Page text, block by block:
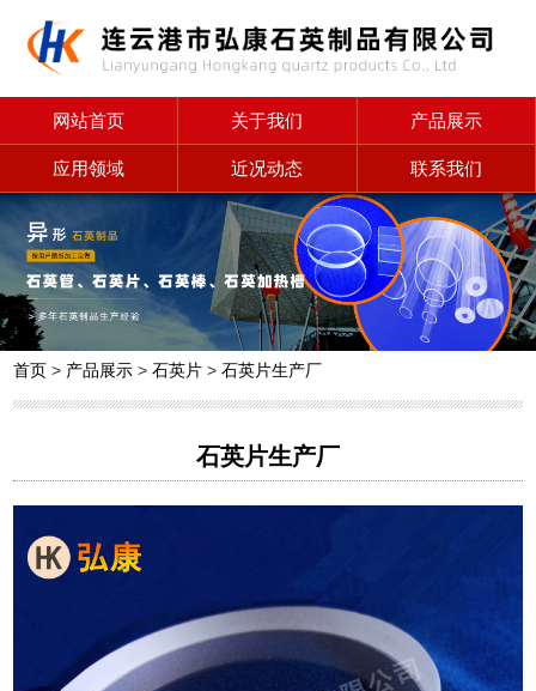
网站首页 关于我们 产品展示
应用领域 近况动态 联系我们
首页 > 产品展示 >石英片 >石英片生产厂
石英片生产厂